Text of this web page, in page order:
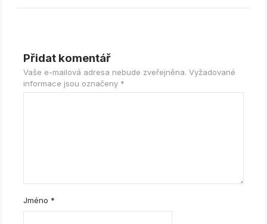
Přidat komentář
Vaše e-mailová adresa nebude zveřejněna. Vyžadované
informace jsou označeny *
Jméno *